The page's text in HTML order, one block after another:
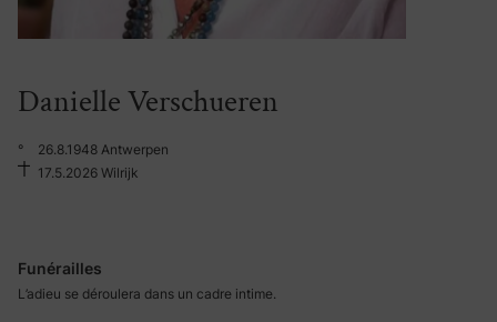
Danielle Verschueren
°
26.8.1948 Antwerpen
17.5.2026 Wilrijk
Funérailles
L’adieu se déroulera dans un cadre intime.